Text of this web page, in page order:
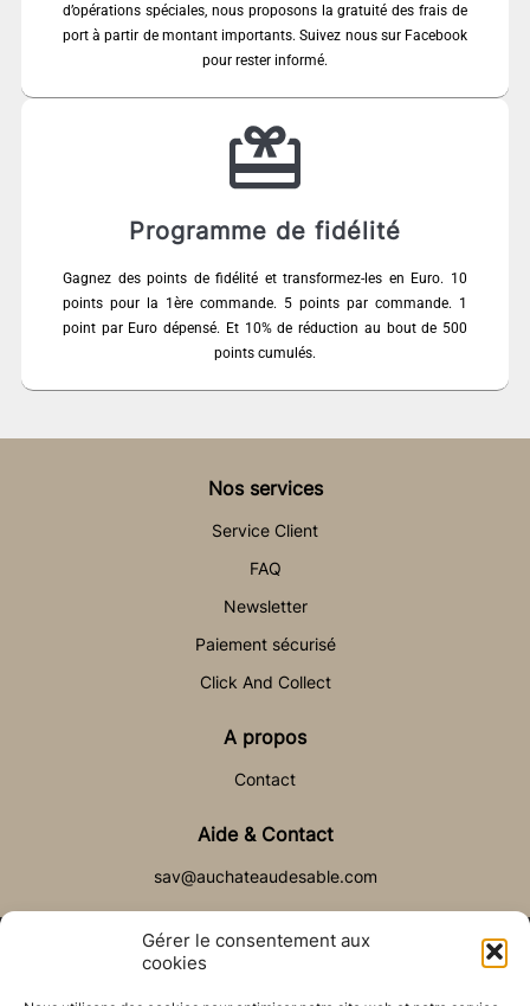
Gérer le consentement aux
cookies
d’opérations spéciales, nous proposons la gratuité des frais de
port à partir de montant importants. Suivez nous sur Facebook
pour rester informé.
Programme de fidélité
Gagnez des points de fidélité et transformez-les en Euro. 10
points pour la 1ère commande. 5 points par commande. 1
point par Euro dépensé. Et 10% de réduction au bout de 500
points cumulés.
Nos services
Service Client
FAQ
Newsletter
Paiement sécurisé
Click And Collect
A propos
Contact
Aide & Contact
sav@auchateaudesable.com